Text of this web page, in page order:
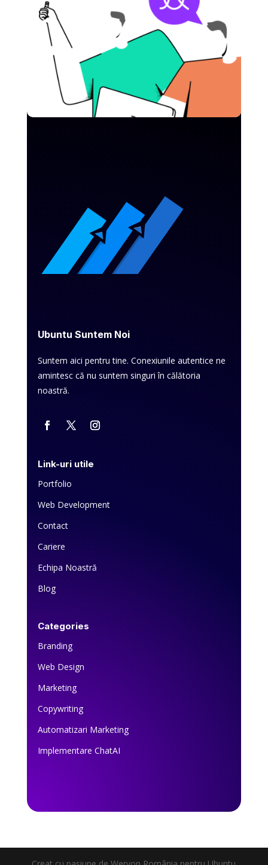
Ubuntu Suntem Noi
Suntem aici pentru tine. Conexiunile autentice ne
amintesc că nu suntem singuri în călătoria
noastră.
Link-uri utile
Portfolio
Web Development
Contact
Cariere
Echipa Noastră
Blog
Categories
Branding
Web Design
Marketing
Copywriting
Automatizari Marketing
Implementare ChatAI